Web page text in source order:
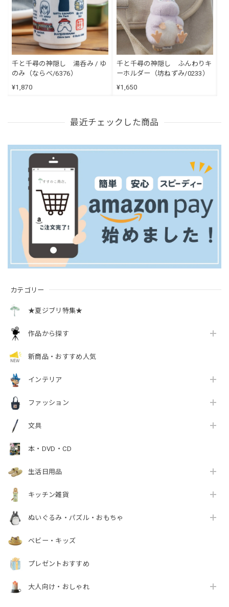
カテゴリー
★夏ジブリ特集★
作品から探す
新商品・おすすめ人気
インテリア
ファッション
文具
本・DVD・CD
生活日用品
キッチン雑貨
ぬいぐるみ・パズル・おもちゃ
ベビー・キッズ
プレゼントおすすめ
大人向け・おしゃれ
千と千尋の神隠し 湯呑み / ゆ
のみ（ならべ/6376）
¥1,870
千と千尋の神隠し ふんわりキ
ーホルダー（坊ねずみ/0233）
¥1,650
最近チェックした商品